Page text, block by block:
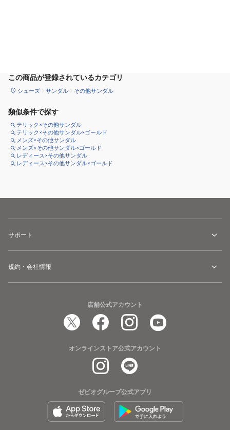
この商品が登録されているカテゴリ
シューズ サンダル その他サンダル
類似条件で探す
テリック×その他サンダル
テリック×その他サンダル×ゴールド
メンズ×その他サンダル
メンズ×その他サンダル×ゴールド
レディース×その他サンダル
レディース×その他サンダル×ゴールド
サポート
規約・会社情報
店舗公式アカウント
オンラインストア公式アカウント
ゼビオグループ公式アプリ